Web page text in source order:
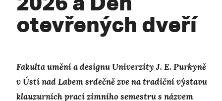
otevřených dveří
Fakulta umění a designu Univerzity J. E. Purkyně
v Ústí nad Labem srdečně zve na tradiční výstavu
klauzurních prací zimního semestru s názvem